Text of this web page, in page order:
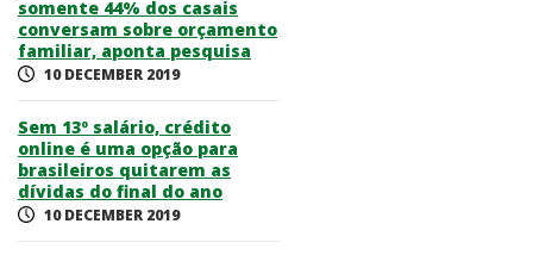
somente 44% dos casais
conversam sobre orçamento
familiar, aponta pesquisa
10 DECEMBER 2019
Sem 13º salário, crédito
online é uma opção para
brasileiros quitarem as
dívidas do final do ano
10 DECEMBER 2019